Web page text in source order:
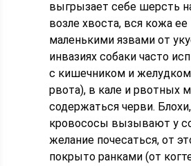
выгрызает себе шерсть
возле хвоста, вся кожа
маленькими язвами от
инвазиях собаки часто
с кишечником и
рвота), в кале и рвотных
содержаться черви.
кровососы вызывают у
желание почесаться, от
покрыто ранками (от